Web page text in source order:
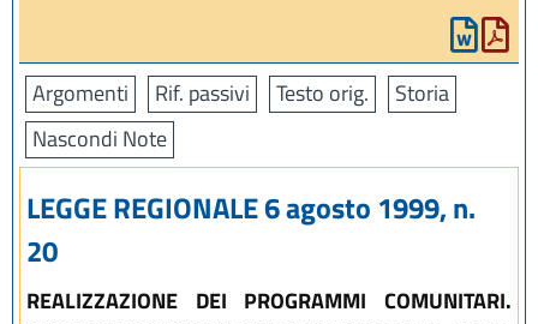
Argomenti Rif. passivi Testo orig.
Storia
Nascondi Note
LEGGE REGIONALE 6 agosto 1999, n.
20
REALIZZAZIONE DEI PROGRAMMI COMUNITARI.